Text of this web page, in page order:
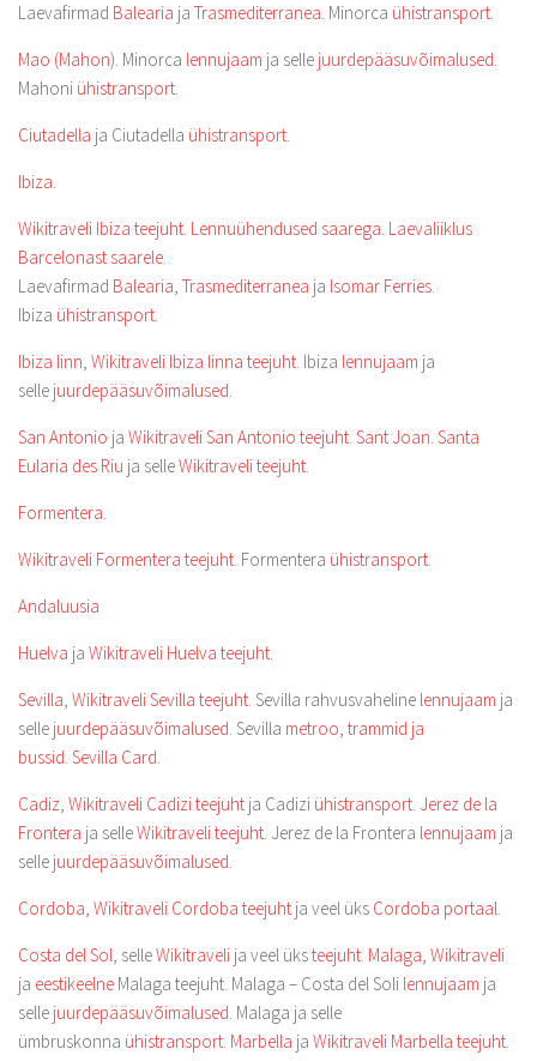
Laevafirmad Balearia ja Trasmediterranea. Minorca ühistransport.
Mao (Mahon). Minorca lennujaam ja selle juurdepääsuvõimalused.
Mahoni ühistransport.
Ciutadella ja Ciutadella ühistransport.
Ibiza.
Wikitraveli Ibiza teejuht. Lennuühendused saarega. Laevaliiklus
Barcelonast saarele.
Laevafirmad Balearia, Trasmediterranea ja Isomar Ferries.
Ibiza ühistransport.
Ibiza linn, Wikitraveli Ibiza linna teejuht. Ibiza lennujaam ja
selle juurdepääsuvõimalused.
San Antonio ja Wikitraveli San Antonio teejuht. Sant Joan. Santa
Eularia des Riu ja selleWikitraveli teejuht.
Formentera.
Wikitraveli Formentera teejuht. Formentera ühistransport.
Andaluusia
Huelva ja Wikitraveli Huelva teejuht.
Sevilla, Wikitraveli Sevilla teejuht. Sevilla rahvusvaheline lennujaam ja
selle juurdepääsuvõimalused. Sevilla metroo, trammid ja
bussid. Sevilla Card.
Cadiz, Wikitraveli Cadizi teejuht ja Cadizi ühistransport. Jerez de la
Frontera ja selleWikitraveli teejuht. Jerez de la Frontera lennujaam ja
selle juurdepääsuvõimalused.
Cordoba, Wikitraveli Cordoba teejuht ja veel üks Cordoba portaal.
Costa del Sol, selleWikitraveli ja veel üksteejuht. Malaga, Wikitraveli
ja eestikeelne Malaga teejuht. Malaga – Costa del Soli lennujaam ja
selle juurdepääsuvõimalused. Malaga ja selle
ümbruskonna ühistransport. Marbella ja Wikitraveli Marbella teejuht.